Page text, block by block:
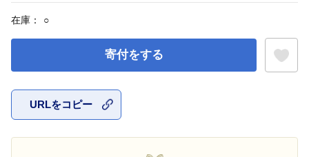
在庫： ○
寄付をする
URLをコピー